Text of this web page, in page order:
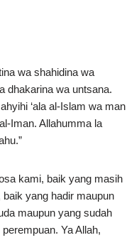
wa shahidina wa
dhakarina wa untsana.
‘ala al-Islam wa man
Iman. Allahumma la
kami, baik yang masih
yang hadir maupun
maupun yang sudah
Ya Allah,